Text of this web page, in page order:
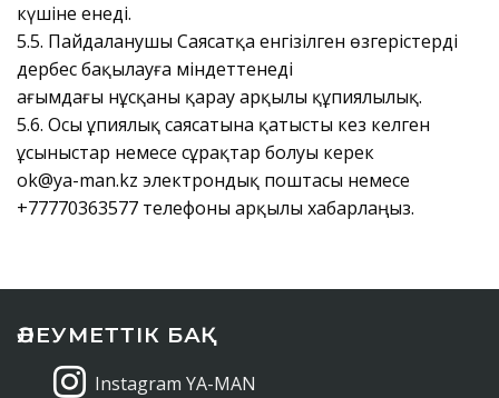
күшіне енеді.
5.5. Пайдаланушы Саясатқа енгізілген өзгерістерді
дербес бақылауға міндеттенеді
ағымдағы нұсқаны қарау арқылы құпиялылық.
5.6. Осы Құпиялық саясатына қатысты кез келген
ұсыныстар немесе сұрақтар болуы керек
ok@ya-man.kz электрондық поштасы немесе
+77770363577 телефоны арқылы хабарлаңыз.
ӘЛЕУМЕТТІК БАҚ
Instagram YA-MAN